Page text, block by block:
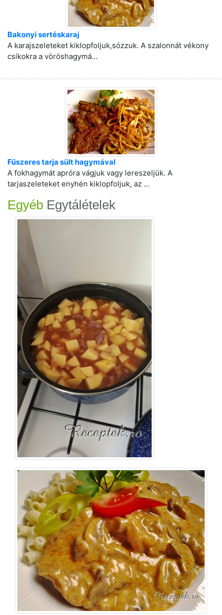
Bakonyi sertéskaraj
A karajszeleteket kiklopfoljuk,sózzuk. A szalonnát vékony
csíkokra a vöröshagymá...
Fűszeres tarja sült hagymával
A fokhagymát apróra vágjuk vagy lereszeljük. A
tarjaszeleteket enyhén kiklopfoljuk, az ...
Egyéb Egytálételek